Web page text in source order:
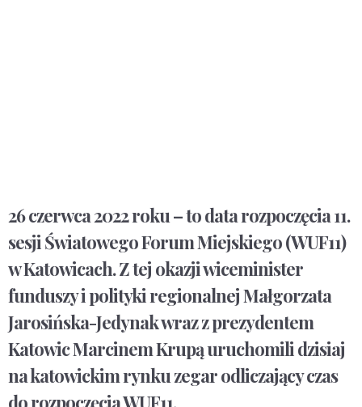
26 czerwca 2022 roku – to data rozpoczęcia 11.
sesji Światowego Forum Miejskiego (WUF11)
w Katowicach. Z tej okazji wiceminister
funduszy i polityki regionalnej Małgorzata
Jarosińska-Jedynak wraz z prezydentem
Katowic Marcinem Krupą uruchomili dzisiaj
na katowickim rynku zegar odliczający czas